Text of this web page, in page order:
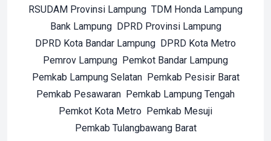
RSUDAM Provinsi Lampung TDM Honda Lampung
Bank Lampung
DPRD Provinsi Lampung
DPRD Kota Bandar Lampung DPRD Kota Metro
Pemrov Lampung Pemkot Bandar Lampung
Pemkab Lampung Selatan
Pemkab Pesisir Barat
Pemkab Pesawaran Pemkab Lampung Tengah
Pemkot Kota Metro Pemkab Mesuji
Pemkab Tulangbawang Barat